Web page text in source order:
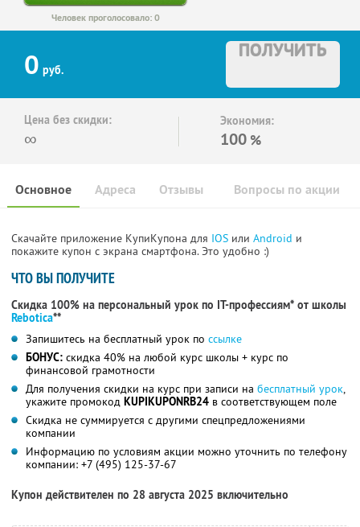
Человек проголосовало: 0
0 руб.
ПОЛУЧИТЬ
Цена без скидки:
∞
Экономия:
100 %
Основное Отзывы Вопросы по акции
Адреса
Скачайте приложение КупиКупона для IOS или Android и
покажите купон с экрана смартфона. Это удобно :)
ЧТО ВЫ ПОЛУЧИТЕ
Скидка 100% на персональный урок по IT-профессиям* от школы
Rebotica**
Запишитесь на бесплатный урок по ссылке
БОНУС: скидка 40% на любой курс школы + курс по
финансовой грамотности
Для получения скидки на курс при записи на бесплатный урок,
укажите промокод KUPIKUPONRB24 в соответствующем поле
Скидка не суммируется с другими спецпредложениями
компании
Информацию по условиям акции можно уточнить по телефону
компании: +7 (495) 125-37-67
Купон действителен по 28 августа 2025 включительно